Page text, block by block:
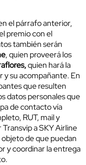
el párrafo anterior,
premio con el
también serán
, quien proveerá los
quien hará la
y su acompañante. En
que resulten
datos personales que
de contacto vía
RUT, mail y
a SKY Airline
de que puedan
y coordinar la entrega